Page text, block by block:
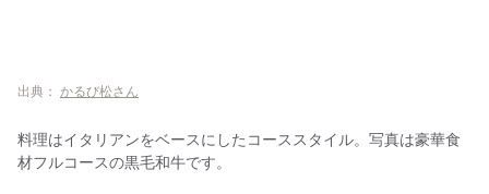
出典： かるび松さん
料理はイタリアンをベースにしたコーススタイル。写真は豪華食
材フルコースの黒毛和牛です。